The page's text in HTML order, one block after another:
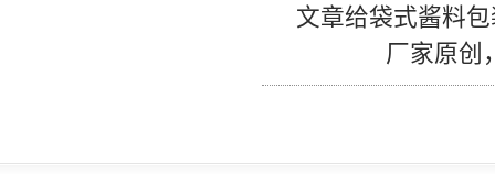
文章给袋式酱料
厂家原创